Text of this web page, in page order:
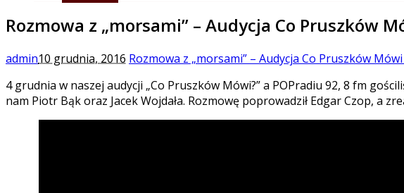
Rozmowa z „morsami” – Audycja Co Pruszków
admin10 grudnia, 2016 Rozmowa z „morsami” – Audycja Co Pruszków
4 grudnia w naszej audycji „Co Pruszków Mówi?” a POPradiu 92, 8 fm
nam Piotr Bąk oraz Jacek Wojdała. Rozmowę poprowadził Edgar Czop, a